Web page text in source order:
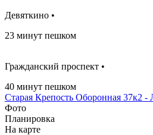
Девяткино •
23 минут пешком
Гражданский проспект •
40 минут пешком
Старая Крепость Оборонная 37к2
Фото
Планировка
На карте